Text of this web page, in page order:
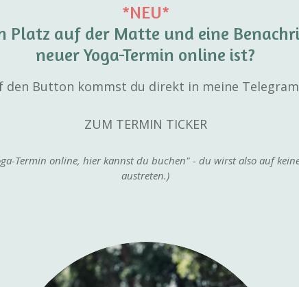
*NEU*
Platz auf der Matte und eine
neuer Yoga-Termin online ist?
den Button kommst du direkt in meine
ZUM TERMIN TICKER
Termin online, hier kannst du buchen" - du wirst also auf
austreten.)